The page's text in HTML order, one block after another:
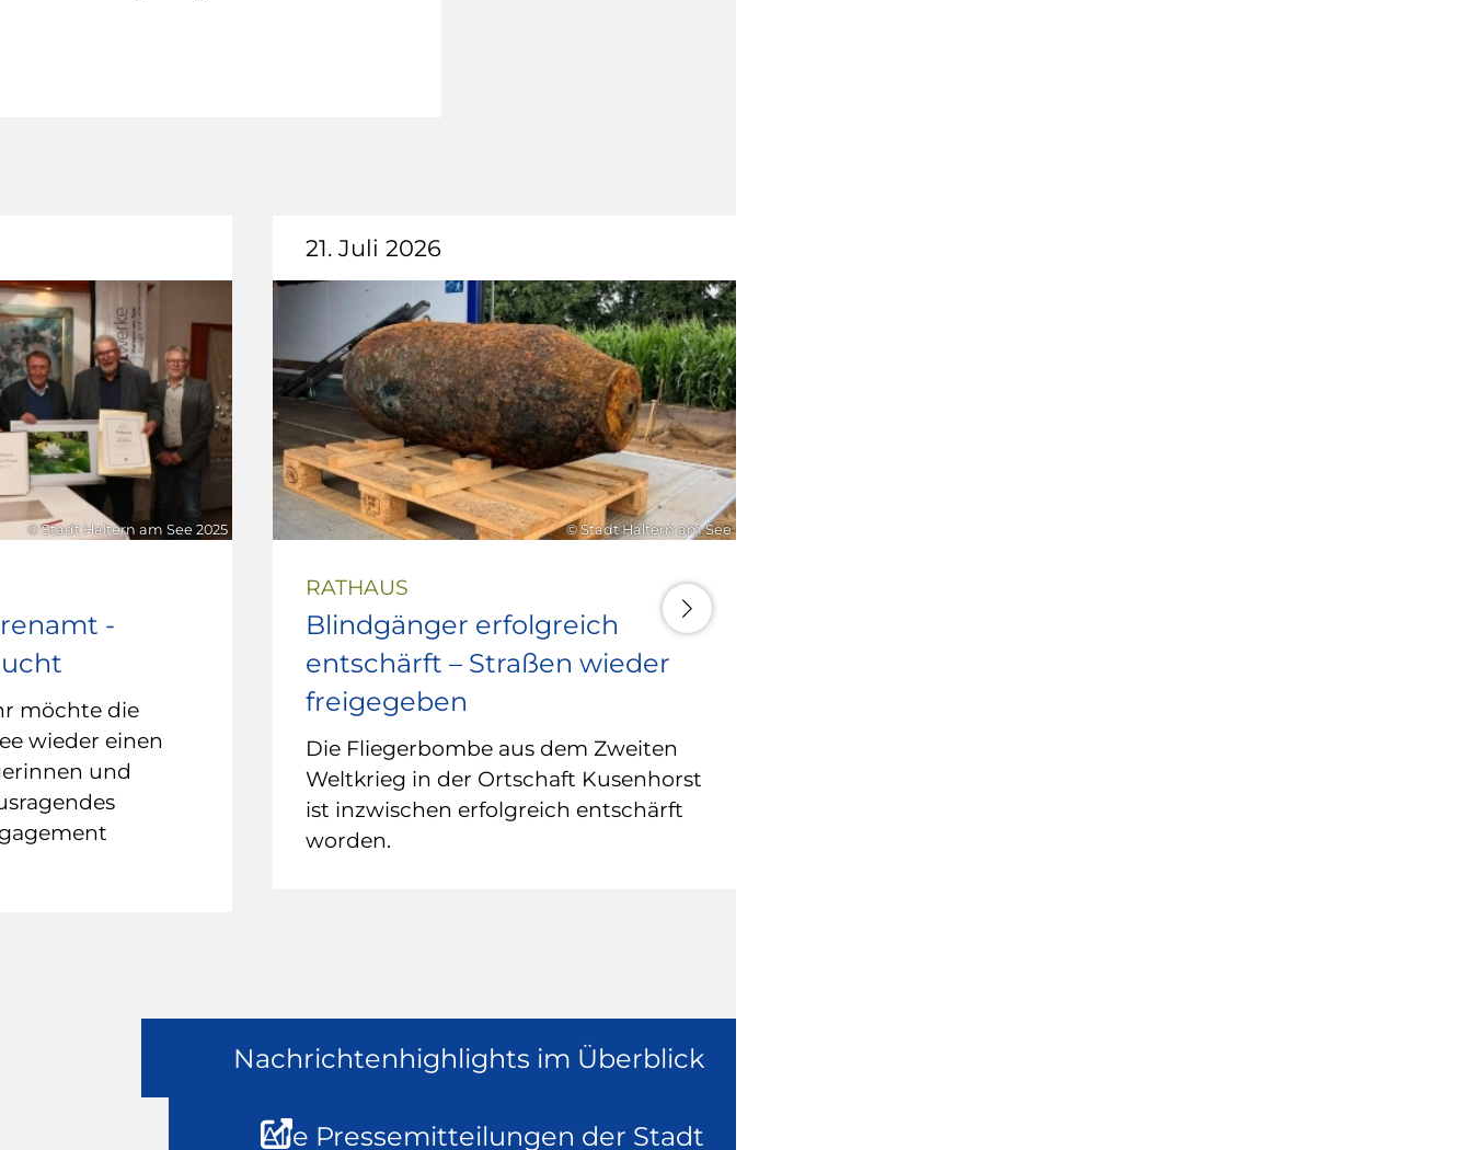
© Stadt Haltern am See 2025
-
möchte die
wieder einen
und
21. Juli 2026
© Stadt Haltern am See
RATHAUS
Blindgänger erfolgreich
entschärft – Straßen wieder
freigegeben
Die Fliegerbombe aus dem Zweiten
Weltkrieg in der Ortschaft Kusenhorst
ist inzwischen erfolgreich entschärft
worden.
Nachrichtenhighlights im Überblick
Alle Pressemitteilungen der Stadt